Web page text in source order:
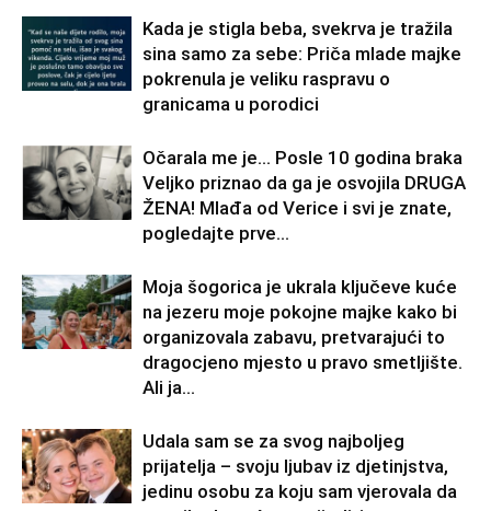
Kada je stigla beba, svekrva je tražila
sina samo za sebe: Priča mlade majke
pokrenula je veliku raspravu o
granicama u porodici
Očarala me je… Posle 10 godina braka
Veljko priznao da ga je osvojila DRUGA
ŽENA! Mlađa od Verice i svi je znate,
pogledajte prve...
Moja šogorica je ukrala ključeve kuće
na jezeru moje pokojne majke kako bi
organizovala zabavu, pretvarajući to
dragocjeno mjesto u pravo smetljište.
Ali ja...
Udala sam se za svog najboljeg
prijatelja – svoju ljubav iz djetinjstva,
jedinu osobu za koju sam vjerovala da